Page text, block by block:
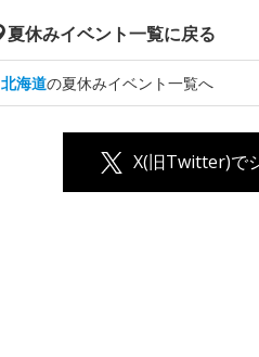
夏休みイベント一覧に戻る
北海道の夏休みイベント一覧へ
X(旧Twitter)で